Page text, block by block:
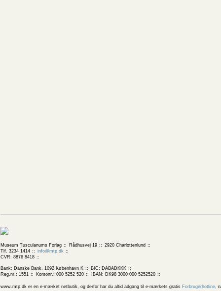
Museum Tusculanums Forlag Rådhusvej 19
2920 Charlottenlund
Tlf. 3234 1414
info@mtp.dk
CVR: 8876 8418
Bank: Danske Bank, 1092 København K
BIC: DABADKKK
Reg.nr.: 1551
Kontonr.: 000 5252 520 IBAN: DK98 3000 000 5252520
www.mtp.dk er en e-mærket netbutik, og derfor har du altid adgang til e-mærkets gratis Forbrugerhotline,